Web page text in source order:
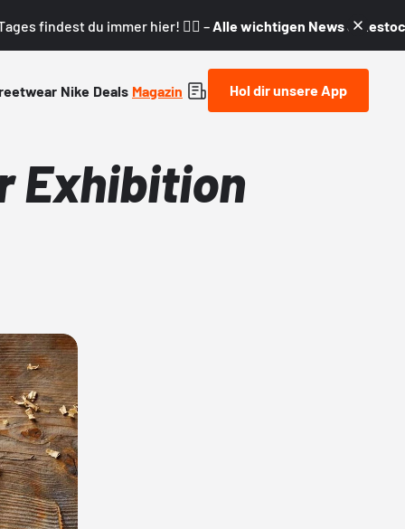
findest du immer hier! 👇🏼 – Alle wichtigen News &
Nike Deals Magazin Hol dir unsere App
Exhibition